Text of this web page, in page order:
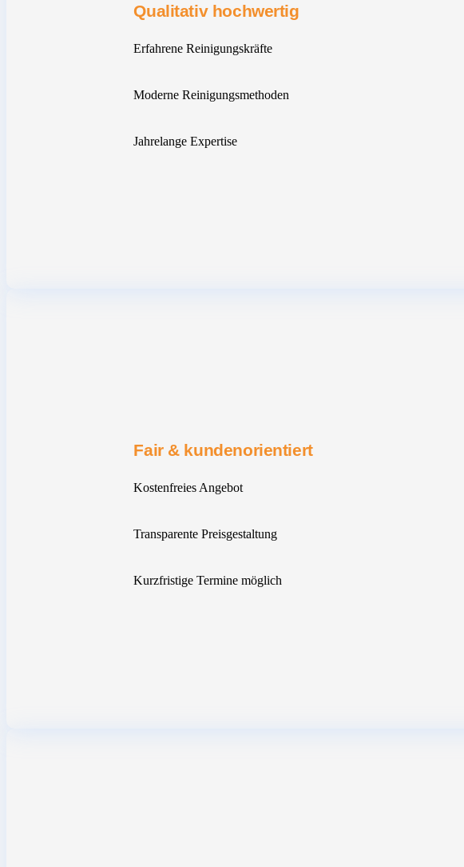
Qualitativ hochwertig
Erfahrene Reinigungskräfte
Moderne Reinigungsmethoden
Jahrelange Expertise
Fair & kundenorientiert
Kostenfreies Angebot
Transparente Preisgestaltung
Kurzfristige Termine möglich